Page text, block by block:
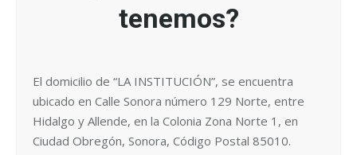
tenemos?
El domicilio de “LA INSTITUCIÓN”, se encuentra
ubicado en Calle Sonora número 129 Norte, entre
Hidalgo y Allende, en la Colonia Zona Norte 1, en
Ciudad Obregón, Sonora, Código Postal 85010.